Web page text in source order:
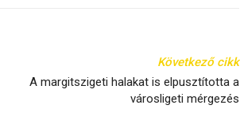
Következő cikk
A margitszigeti halakat is elpusztította a
városligeti mérgezés